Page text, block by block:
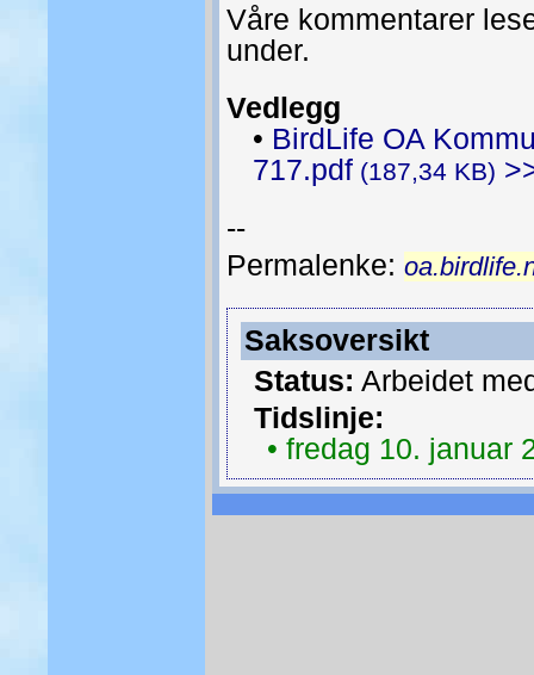
Våre kommentarer
under.
Vedlegg
• BirdLife OA
717.pdf (187,34 KB)
--
Permalenke:
Saksoversikt
Status: Arbeidet
Tidslinje:
• fredag 10. januar